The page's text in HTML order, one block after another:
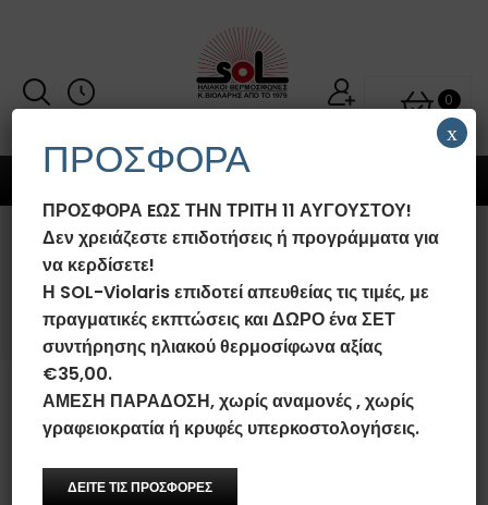
0
MENU
ΤΙ ΣΗΜΑΊΝΕΙ ΑΠΛΌΣ ΧΆΛΚΙΝΟΣ
ΣΥΛΛΈΚΤΗΣ ΚΑΙ ΤΙ ΕΠΙΛΕΚΤΙΚΌΣ
ΣΥΛΛΈΚΤΗΣ ΤΙΤΑΝΊΟΥ;
Τι σημαίνει απλός χάλκινος
συλλέκτης και τι επιλεκτικός
συλλέκτης τιτανίου;
ΠΡΟΣΦΟΡΑ
ΠΡΟΣΦΟΡΑ EΩΣ ΤΗΝ ΤΡΙΤΗ 11 ΑΥΓΟΥΣΤΟΥ!
Δεν χρειάζεστε επιδοτήσεις ή προγράμματα για
να κερδίσετε!
Η SOL-Violaris επιδοτεί απευθείας τις τιμές, με
πραγματικές εκπτώσεις και ΔΩΡΟ ένα ΣΕΤ
συντήρησης ηλιακού θερμοσίφωνα αξίας
€35,00.
ΑΜΕΣΗ ΠΑΡΑΔΟΣΗ, χωρίς αναμονές , χωρίς
γραφειοκρατία ή κρυφές υπερκοστολογήσεις.
ΔΕΙΤΕ ΤΙΣ ΠΡΟΣΦΟΡΕΣ
x